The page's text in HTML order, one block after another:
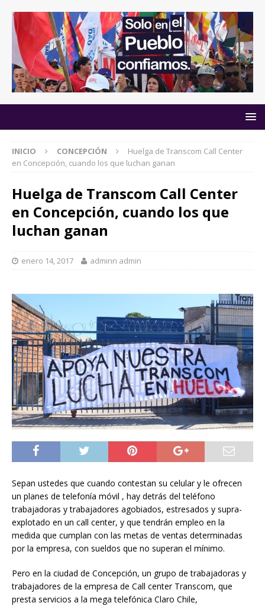
INICIO CONCEPCIÓN
Huelga de Transcom Call Center
en Concepción, cuando los que luchan ganan
Huelga de Transcom Call Center
en Concepción, cuando los que
luchan ganan
enero 14, 2017 adminn admin
Sepan ustedes que cuando contestan su celular y le ofrecen
un planes de telefonía móvil , hay detrás del teléfono
trabajadoras y trabajadores agobiados, estresados y supra-
explotado en un call center, y que tendrán empleo en la
medida que cumplan con las metas de ventas determinadas
por la empresa, con sueldos que no superan el mínimo.
Pero en la ciudad de Concepción, un grupo de trabajadoras y
trabajadores de la empresa de Call center Transcom, que
presta servicios a la mega telefónica Claro Chile,